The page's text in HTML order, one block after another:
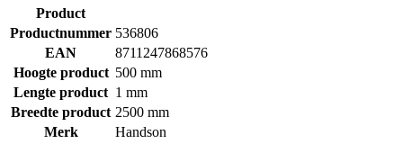
Product
Productnummer 536806
EAN
8711247868576
Hoogte product 500 mm
Lengte product 1 mm
Breedte product 2500 mm
Merk
Handson